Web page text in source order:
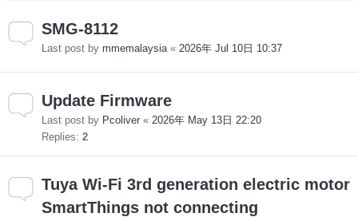
SMG-8112
Last post by mmemalaysia « 2026年 Jul 10日 10:37
Update Firmware
Last post by Pcoliver « 2026年 May 13日 22:20
Replies: 2
Tuya Wi-Fi 3rd generation electric motor
SmartThings not connecting